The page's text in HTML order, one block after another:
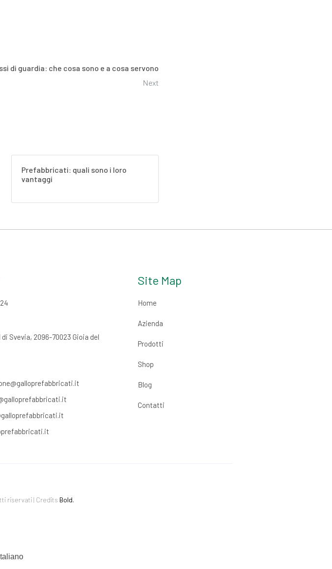
di guardia: che cosa sono e a cosa servono
Next
Prefabbricati: quali sono i loro
vantaggi
Svevia, 2096-70023 Gioia del
Site Map
Home
Azienda
Prodotti
Shop
Blog
Contatti
riservati | Credits Bold.
Italiano